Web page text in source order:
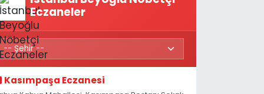
Eczaneler
Kasımpaşa Eczanesi